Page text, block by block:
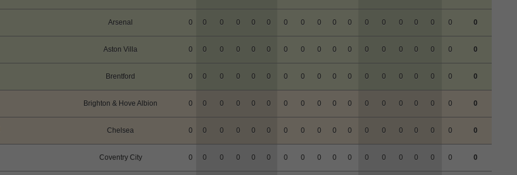
Arsenal 0 0 0 0 0 0 0 0 0 0 0 0 0 0 0 0 0 0
Aston Villa 0 0 0 0 0 0 0 0 0 0 0 0 0 0 0 0 0 0
Brentford 0 0 0 0 0 0 0 0 0 0 0 0 0 0 0 0 0 0
Brighton & Hove Albion 0 0 0 0 0 0 0 0 0 0 0 0 0 0 0 0 0 0
Chelsea 0 0 0 0 0 0 0 0 0 0 0 0 0 0 0 0 0 0
Coventry City 0 0 0 0 0 0 0 0 0 0 0 0 0 0 0 0 0 0